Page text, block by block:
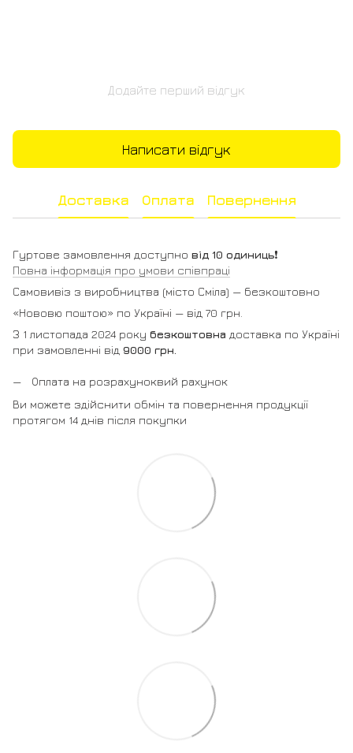
Додайте перший відгук
Написати відгук
Доставка Оплата Повернення
Гуртове замовлення доступно від 10 одиниць❗️
Повна інформація про умови співпраці
Самовивіз з виробництва (місто Сміла) — безкоштовно
«Нововю поштою» по Україні — від 70 грн.
З 1 листопада 2024 року безкоштовна доставка по Україні
при замовленні від 9000 грн.
Оплата на розрахуноквий рахунок
Ви можете здійснити обмін та повернення продукції
протягом 14 днів після покупки